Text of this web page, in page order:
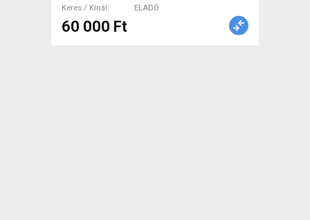
Keres / Kínál
ELADÓ
60 000 Ft